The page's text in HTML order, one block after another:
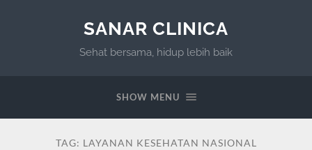
SANAR CLINICA
Sehat bersama, hidup lebih baik
SHOW MENU
TAG: LAYANAN KESEHATAN NASIONAL